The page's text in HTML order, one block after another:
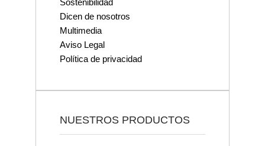
Sostenibilidad
Dicen de nosotros
Multimedia
Aviso Legal
Política de privacidad
NUESTROS PRODUCTOS